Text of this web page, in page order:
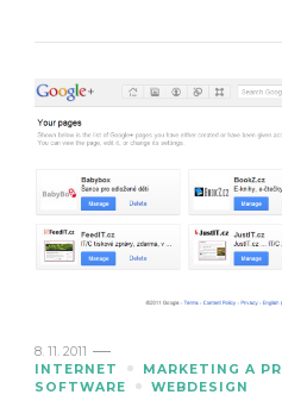
8. 11. 2011
INTERNET
MARKETING A PR
SOFTWARE
WEBDESIGN